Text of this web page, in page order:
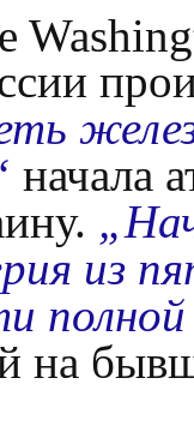
начала
из
на